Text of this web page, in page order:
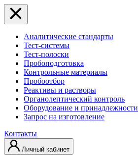
Аналитические стандарты
Тест-системы
Тест-полоски
Пробоподготовка
Контрольные материалы
Пробоотбор
Реактивы и растворы
Органолептический контроль
Оборудование и принадлежности
Запрос на изготовление
Контакты
Личный кабинет